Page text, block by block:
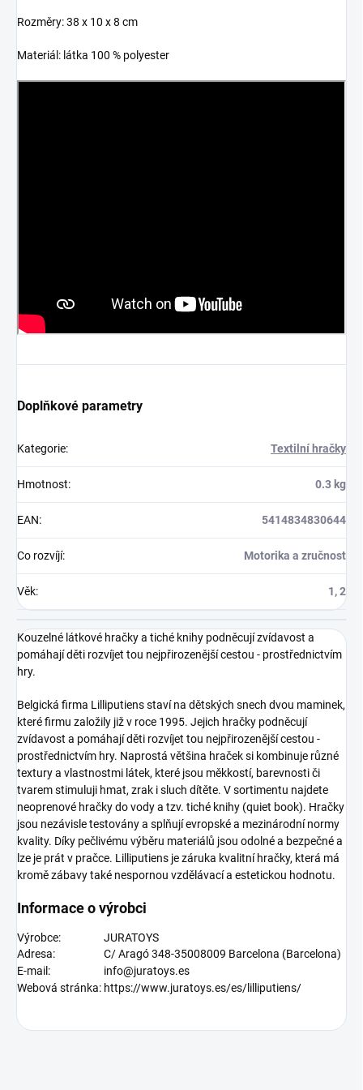
Rozměry: 38 x 10 x 8 cm
Materiál: látka 100 % polyester
Doplňkové parametry
Kategorie: Textilní hračky
Hmotnost: 0.3 kg
EAN: 5414834830644
Co rozvíjí: Motorika a zručnost
Věk: 1, 2
Kouzelné látkové hračky a tiché knihy podněcují zvídavost a
pomáhají děti rozvíjet tou nejpřirozenější cestou - prostřednictvím
hry.
Belgická firma Lilliputiens staví na dětských snech dvou maminek,
které firmu založily již v roce 1995. Jejich hračky podněcují
zvídavost a pomáhají děti rozvíjet tou nejpřirozenější cestou -
prostřednictvím hry. Naprostá většina hraček si kombinuje různé
textury a vlastnostmi látek, které jsou měkkostí, barevnosti či
tvarem stimuluji hmat, zrak i sluch dítěte. V sortimentu najdete
neoprenové hračky do vody a tzv. tiché knihy (quiet book). Hračky
jsou nezávisle testovány a splňují evropské a mezinárodní normy
kvality. Díky pečlivému výběru materiálů jsou odolné a bezpečné a
lze je prát v pračce. Lilliputiens je záruka kvalitní hračky, která má
kromě zábavy také nespornou vzdělávací a estetickou hodnotu.
Informace o výrobci
Výrobce:
JURATOYS
Adresa:
C/ Aragó 348-35008009 Barcelona (Barcelona)
E-mail:
info@juratoys.es
Webová stránka: https://www.juratoys.es/es/lilliputiens/